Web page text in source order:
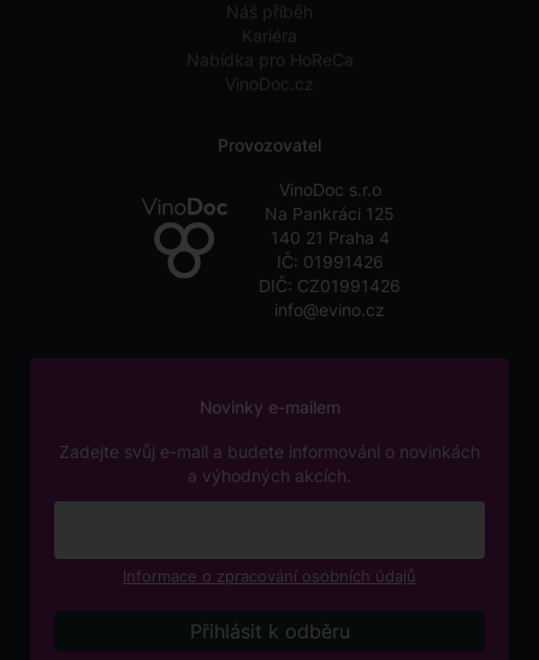
Náš příběh
Kariéra
Nabídka pro HoReCa
VinoDoc.cz
Provozovatel
VinoDoc s.r.o
Na Pankráci 125
140 21 Praha 4
IČ: 01991426
DIČ: CZ01991426
info@evino.cz
Novinky e-mailem
Zadejte svůj e-mail a budete informováni o novinkách
a výhodných akcích.
Informace o zpracování osobních údajů